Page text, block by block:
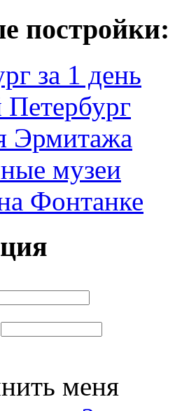
постройки:
за 1 день
Эрмитажа
музеи
Фонтанке
меня